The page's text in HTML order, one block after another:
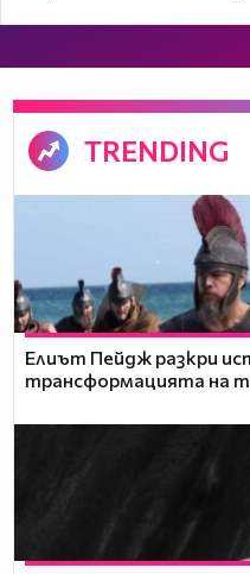
TRENDING
Елиът Пейдж разкри
трансформацията на